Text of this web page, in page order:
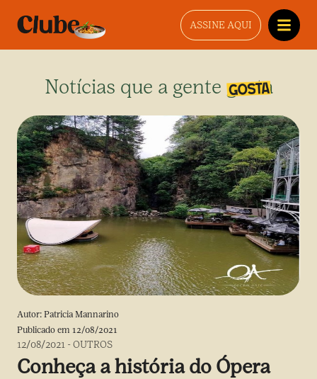
ASSINE AQUI
Notícias que a gente gosta
Autor: Patricia Mannarino
Publicado em 12/08/2021
12/08/2021 -OUTROS
Conheça a história do Ópera